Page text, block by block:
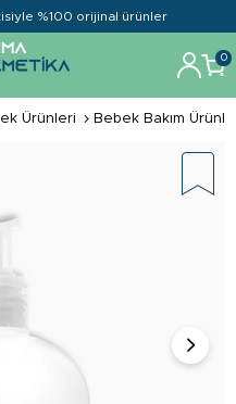
%100 orijinal ürünler
0
Ürünleri Bebek Bakım